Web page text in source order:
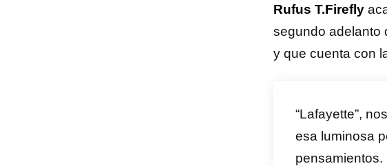
Rufus T.Firefly
segundo adelanto
y que cuenta con
“Lafayette”,
esa luminosa
pensamientos.